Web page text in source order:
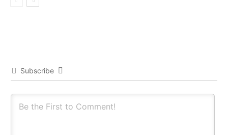
Subscribe